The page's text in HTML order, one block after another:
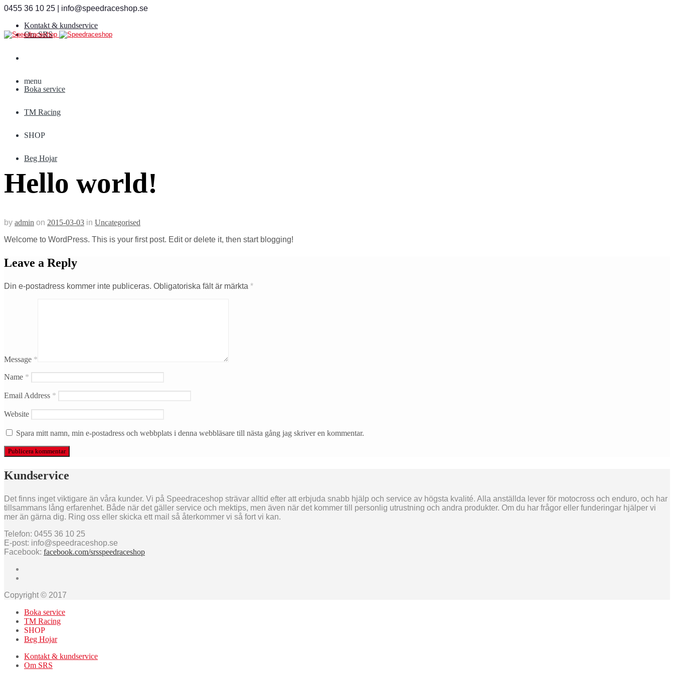
0455 36 10 25 | info@speedraceshop.se
Kontakt & kundservice
Om SRS
menu
Boka service
TM Racing
SHOP
Beg Hojar
Hello world!
by admin on 2015-03-03 in Uncategorised
Welcome to WordPress. This is your first post. Edit or delete it, then start blogging!
Leave a Reply
Din e-postadress kommer inte publiceras. Obligatoriska fält är märkta *
Message *
Name *
Email Address *
Website
Spara mitt namn, min e-postadress och webbplats i denna webbläsare till nästa gång jag skriver en kommentar.
Kundservice
Det finns inget viktigare än våra kunder. Vi på Speedraceshop strävar alltid efter att erbjuda snabb hjälp och service av högsta kvalité. Alla anställda lever för motocross och enduro, och har
tillsammans lång erfarenhet. Både när det gäller service och mektips, men även när det kommer till personlig utrustning och andra produkter. Om du har frågor eller funderingar hjälper vi
mer än gärna dig. Ring oss eller skicka ett mail så återkommer vi så fort vi kan.
Telefon: 0455 36 10 25
E-post: info@speedraceshop.se
Facebook: facebook.com/srsspeedraceshop
Copyright © 2017
Boka service
TM Racing
SHOP
Beg Hojar
Kontakt & kundservice
Om SRS